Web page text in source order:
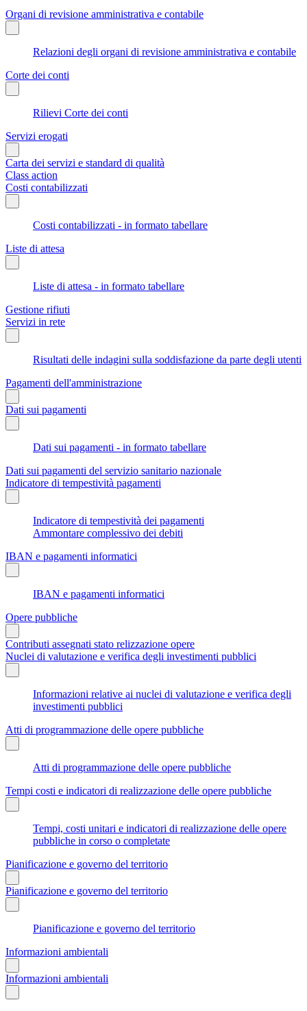
Organi di revisione amministrativa e contabile
Relazioni degli organi di revisione amministrativa e contabile
Corte dei conti
Rilievi Corte dei conti
Servizi erogati
Carta dei servizi e standard di qualità
Class action
Costi contabilizzati
Costi contabilizzati - in formato tabellare
Liste di attesa
Liste di attesa - in formato tabellare
Gestione rifiuti
Servizi in rete
Risultati delle indagini sulla soddisfazione da parte degli utenti
Pagamenti dell'amministrazione
Dati sui pagamenti
Dati sui pagamenti - in formato tabellare
Dati sui pagamenti del servizio sanitario nazionale
Indicatore di tempestività pagamenti
Indicatore di tempestività dei pagamenti
Ammontare complessivo dei debiti
IBAN e pagamenti informatici
IBAN e pagamenti informatici
Opere pubbliche
Contributi assegnati stato relizzazione opere
Nuclei di valutazione e verifica degli investimenti pubblici
Informazioni relative ai nuclei di valutazione e verifica degli
investimenti pubblici
Atti di programmazione delle opere pubbliche
Atti di programmazione delle opere pubbliche
Tempi costi e indicatori di realizzazione delle opere pubbliche
Tempi, costi unitari e indicatori di realizzazione delle opere
pubbliche in corso o completate
Pianificazione e governo del territorio
Pianificazione e governo del territorio
Pianificazione e governo del territorio
Informazioni ambientali
Informazioni ambientali